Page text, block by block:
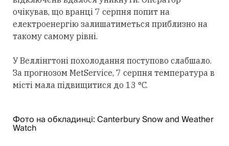
очікував, що вранці 7 серпня попит на
електроенергію залишатиметься приблизно на
такому самому рівні.
У Веллінгтоні похолодання поступово слабшало.
За прогнозом MetService, 7 серпня температура в
місті мала підвищитися до 13 °C.
Фото на обкладинці: Canterbury Snow and Weather
Watch